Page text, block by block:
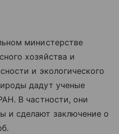
министерстве
хозяйства и
и экологического
дадут ученые
В частности, они
и сделают заключение о